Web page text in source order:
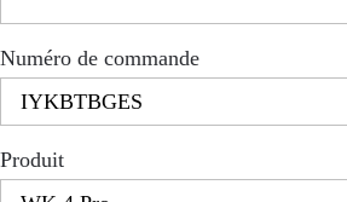
Numéro de commande
Produit